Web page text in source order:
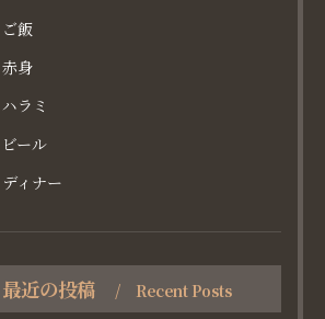
ご飯
赤身
ハラミ
ビール
ディナー
最近の投稿 Recent Posts